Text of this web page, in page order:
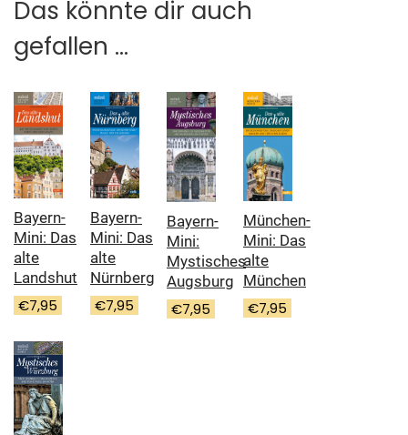
Das könnte dir auch
gefallen …
Bayern-
Mini: Das
alte
Landshut
€7,95
Bayern-
Mini: Das
alte
Nürnberg
€7,95
Bayern-
Mini:
Mystisches
Augsburg
€7,95
München-
Mini: Das
alte
München
€7,95